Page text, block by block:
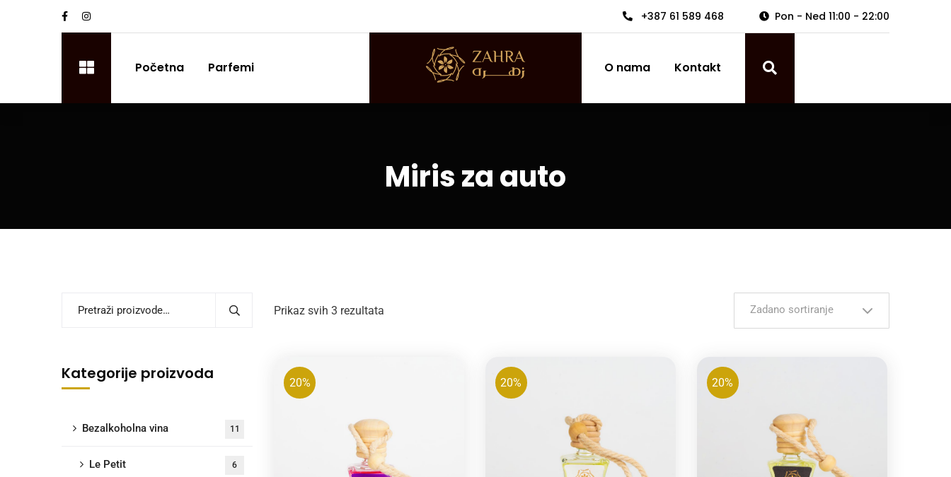
+387 61 589 468 Pon - Ned 11:00 - 22:00
Početna Parfemi O nama Kontakt
Miris za auto
Prikaz svih 3 rezultata Zadano sortiranje
20% 20% 20%
Kategorije proizvoda
Bezalkoholna vina 11
Le Petit 6